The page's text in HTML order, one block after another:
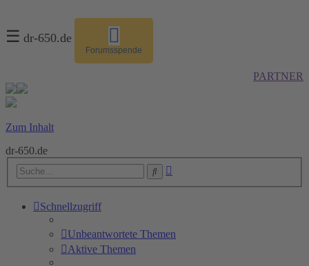
☰ dr-650.de
Forumsspende
PARTNER
Zum Inhalt
dr-650.de
Suche
Schnellzugriff
Unbeantwortete Themen
Aktive Themen